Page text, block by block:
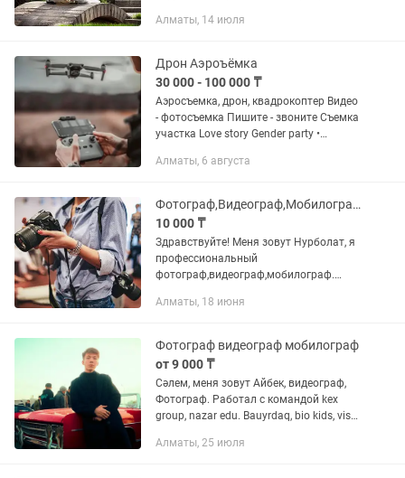
связанные с самыми важными
ребенка,...
Алматы, 14 июля
Дрон Аэроъёмка
30 000 - 100 000 ₸
Аэросъемка, дрон, квадрокоптер Видео
- фотосъемка Пишите - звоните Съемка
участка Love story Gender party •
из роддома • Семейные мероприятия
Алматы, 6 августа
Фотограф,Видеограф,Мобилограф,Услуги профессионального фотографа.
10 000 ₸
Здравствуйте! Меня зовут Нурболат, я
профессиональный
фотограф,видеограф,мобилограф.
семейная, свадьбы,выписка из
фотосессия,...
Алматы, 18 июня
Фотограф видеограф мобилограф
от 9 000 ₸
Сәлем, меня зовут Айбек, видеограф,
Фотограф. Работал с командой kex
group, nazar edu. Bauyrdaq, bio kids, visa
и фото разных задач • Мерей той
Алматы, 25 июля